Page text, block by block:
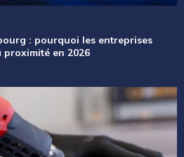
: pourquoi les entreprises
proximité en 2026